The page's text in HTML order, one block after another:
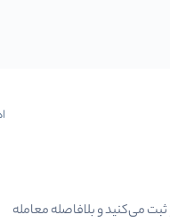
می‌کنید و بلافاصله معامله